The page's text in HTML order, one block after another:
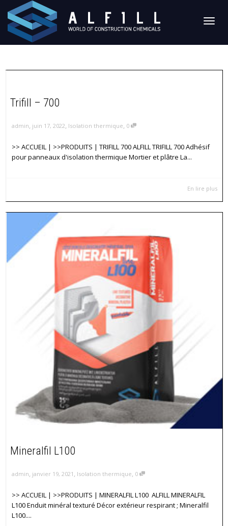
Trifill – 700
admin, juin 17, 2022, Isolation thermique, 0
>> ACCUEIL | >>PRODUITS | TRIFILL 700 ALFILL TRIFILL 700 Adhésif
pour panneaux d'isolation thermique Mortier et plâtre La...
En lire plus
Mineralfil L100
admin, janvier 19, 2021 , Isolation thermique, 0
>> ACCUEIL | >>PRODUITS | MINERALFIL L100 ALFILL MINERALFIL
L100 Enduit minéral texturé Décor extérieur respirant ; Mineralfil
L100....